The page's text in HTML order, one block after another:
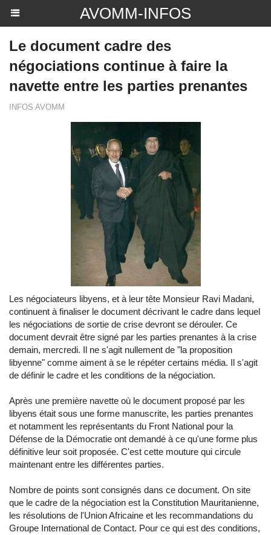
AVOMM-INFOS
Le document cadre des
négociations continue à faire la
navette entre les parties prenantes
INFOS AVOMM
Les négociateurs libyens, et à leur tête Monsieur Ravi Madani,
continuent à finaliser le document décrivant le cadre dans lequel
les négociations de sortie de crise devront se dérouler. Ce
document devrait être signé par les parties prenantes à la crise
demain, mercredi. Il ne s'agit nullement de "la proposition
libyenne" comme aiment à se le répéter certains média. Il s'agit
de définir le cadre et les conditions de la négociation.
Après une première navette où le document proposé par les
libyens était sous une forme manuscrite, les parties prenantes
et notamment les représentants du Front National pour la
Défense de la Démocratie ont demandé à ce qu'une forme plus
définitive leur soit proposée. C'est cette mouture qui circule
maintenant entre les différentes parties.
Nombre de points sont consignés dans ce document. On site
que le cadre de la négociation est la Constitution Mauritanienne,
les résolutions de l'Union Africaine et les recommandations du
Groupe International de Contact. Pour ce qui est des conditions,